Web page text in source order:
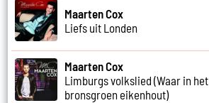
Maarten Cox
Liefs uit Londen
Maarten Cox
Limburgs volkslied (Waar in het
bronsgroen eikenhout)